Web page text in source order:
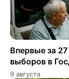
Впервые за
выборов в
9 августа